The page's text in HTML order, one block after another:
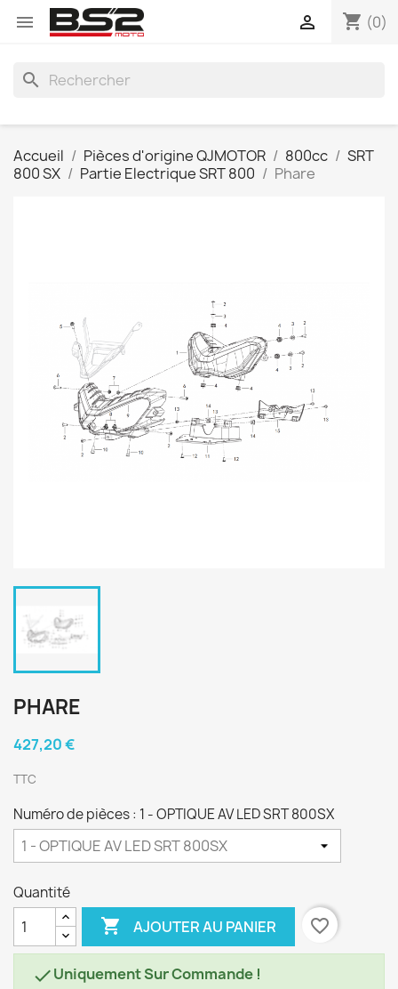
 shopping_cart (0)

search
Accueil Pièces d'origine QJMOTOR 800cc
SRT
800 SX
Partie Electrique SRT 800 Phare
PHARE
427,20 €
TTC
Numéro de pièces : 1 - OPTIQUE AV LED SRT 800SX
Quantité
 AJOUTER AU PANIER favorite_border
Uniquement Sur Commande !